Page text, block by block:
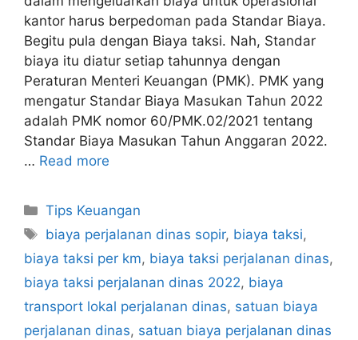
kantor harus berpedoman pada Standar Biaya.
Begitu pula dengan Biaya taksi. Nah, Standar
biaya itu diatur setiap tahunnya dengan
Peraturan Menteri Keuangan (PMK). PMK yang
mengatur Standar Biaya Masukan Tahun 2022
adalah PMK nomor 60/PMK.02/2021 tentang
Standar Biaya Masukan Tahun Anggaran 2022.
… Read more
Categories
Tips Keuangan
Tags
biaya perjalanan dinas sopir, biaya taksi,
biaya taksi per km, biaya taksi perjalanan dinas,
biaya taksi perjalanan dinas 2022, biaya
transport lokal perjalanan dinas, satuan biaya
perjalanan dinas, satuan biaya perjalanan dinas